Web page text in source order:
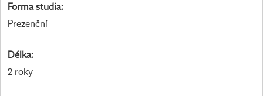
Forma studia:
Prezenční
Délka:
2 roky